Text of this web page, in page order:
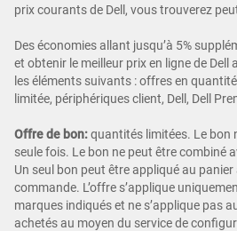
prix courants de Dell, vous trouverez
Des économies allant jusqu’à 5%
et obtenir le meilleur prix en ligne de Dell
les éléments suivants : offres en
limitée, périphériques client, Dell, Dell
Offre de bon:quantités limitées. Le bon
seule fois. Le bon ne peut être combiné
Un seul bon peut être appliqué au
commande. L’offre s’applique
marques indiqués et ne s’applique pas
achetés au moyen du service de